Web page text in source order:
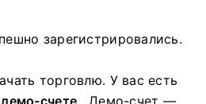
зарегистрировались.
торговлю. У вас есть